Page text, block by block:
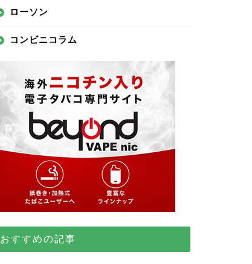
ローソン
コンビニコラム
おすすめの記事